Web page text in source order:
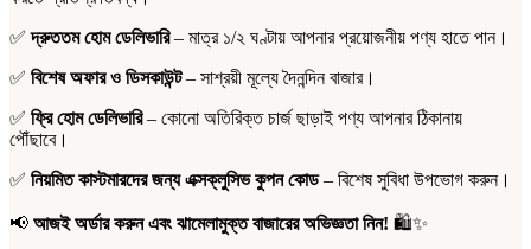
✅দ্রুততম হোম ডেলিভারি– মাত্র ১/২ ঘণ্টায় আপনার প্রয়োজনীয় পণ্য হাতে পান।
✅ বিশেষ অফার ও ডিসকাউন্ট– সাশ্রয়ী মূল্যে দৈনন্দিন বাজার।
✅ ফ্রি হোম ডেলিভারি– কোনো অতিরিক্ত চার্জ ছাড়াই পণ্য আপনার ঠিকানায়
পৌঁছাবে।
✅ নিয়মিত কাস্টমারদের জন্য এক্সক্লুসিভ কুপন কোড– বিশেষ সুবিধা উপভোগ করুন।
📢 আজই অর্ডার করুন এবং ঝামেলামুক্ত বাজারের অভিজ্ঞতা নিন! 🛍️✨